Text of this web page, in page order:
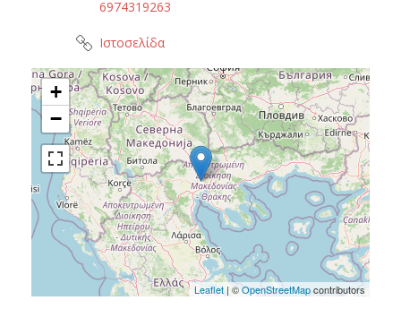
6974319263
Ιστοσελίδα
+
−
Leaflet | ©OpenStreetMapcontributors